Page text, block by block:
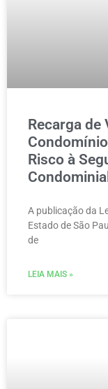
Recarga de
Risco à
A publicação da
Estado de São
de
LEIA MAIS »